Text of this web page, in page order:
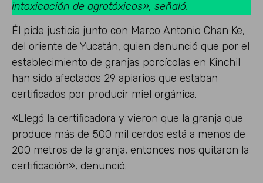
intoxicación de agrotóxicos», señaló.
Él pide justicia junto con Marco Antonio Chan Ke,
del oriente de Yucatán, quien denunció que por el
establecimiento de granjas porcícolas en Kinchil
han sido afectados 29 apiarios que estaban
certificados por producir miel orgánica.
«Llegó la certificadora y vieron que la granja que
produce más de 500 mil cerdos está a menos de
200 metros de la granja, entonces nos quitaron la
certificación», denunció.